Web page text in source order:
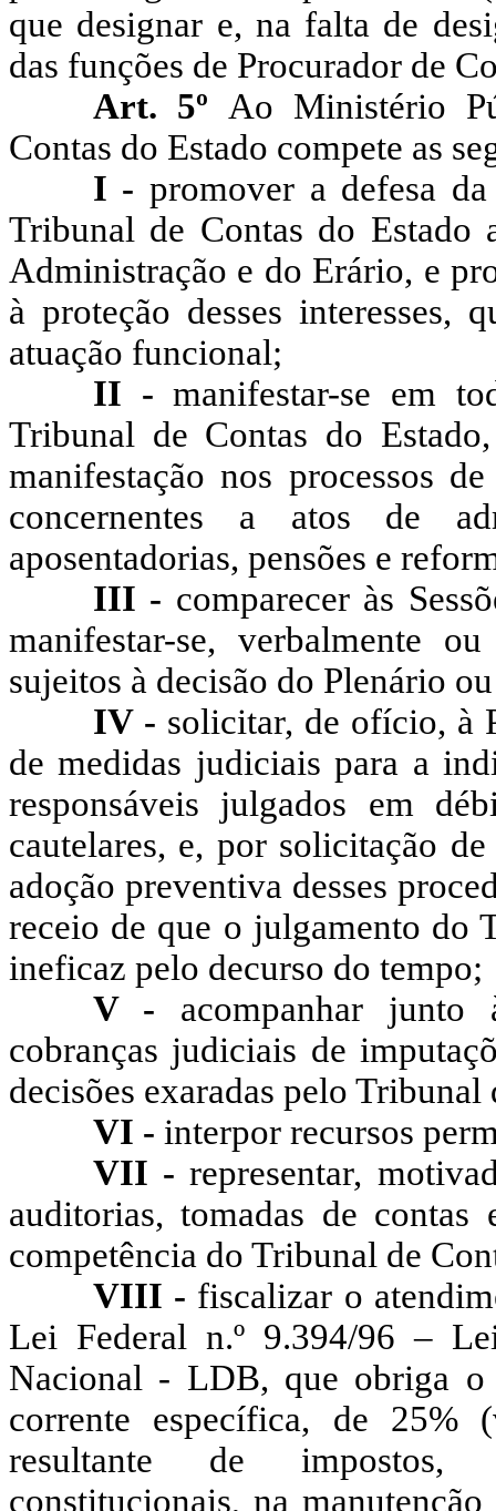
que designar e, na falta de
das funções de Procurador de
Art. 5º Ao Ministério
Contas do Estado compete as
I - promover a defesa
Tribunal de Contas do Estado
Administração e do Erário, e
à proteção desses interesses,
atuação funcional;
II -manifestar-se em
Tribunal de Contas do
manifestação nos processos
concernentes a atos de
aposentadorias, pensões e
III - comparecer às
manifestar-se, verbalmente
sujeitos à decisão do Plenário
IV - solicitar, de ofício, à
de medidas judiciais para a
responsáveis julgados em
cautelares, e, por solicitação
adoção preventiva desses
receio de que o julgamento do
ineficaz pelo decurso do tempo;
V - acompanhar
cobranças judiciais de
decisões exaradas pelo Tribunal
VI - interpor recursos
VII -representar,
auditorias, tomadas de
competência do Tribunal de
VIII - fiscalizar o
Lei Federal n.º 9.394/96 –
Nacional - LDB, que obriga o
corrente específica, de
resultante de impostos,
constitucionais, na